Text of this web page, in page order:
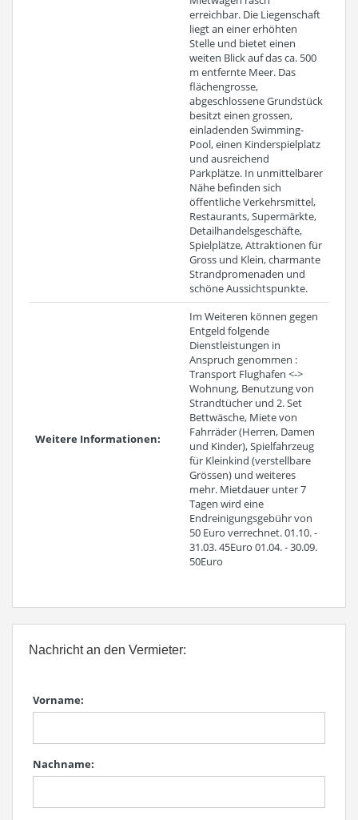
erreichbar. Die Liegenschaft
liegt an einer erhöhten
Stelle und bietet einen
weiten Blick auf das ca. 500
m entfernte Meer. Das
flächengrosse,
abgeschlossene Grundstück
besitzt einen grossen,
einladenden Swimming-
Pool, einen Kinderspielplatz
und ausreichend
Parkplätze. In unmittelbarer
Nähe befinden sich
öffentliche Verkehrsmittel,
Restaurants, Supermärkte,
Detailhandelsgeschäfte,
Spielplätze, Attraktionen für
Gross und Klein, charmante
Strandpromenaden und
schöne Aussichtspunkte.
Weitere Informationen:
Im Weiteren können gegen
Entgeld folgende
Dienstleistungen in
Anspruch genommen :
Transport Flughafen <->
Wohnung, Benutzung von
Strandtücher und 2. Set
Bettwäsche, Miete von
Fahrräder (Herren, Damen
und Kinder), Spielfahrzeug
für Kleinkind (verstellbare
Grössen) und weiteres
mehr. Mietdauer unter 7
Tagen wird eine
Endreinigungsgebühr von
50 Euro verrechnet. 01.10. -
31.03. 45Euro 01.04. - 30.09.
50Euro
Nachricht an den Vermieter:
Vorname:
Nachname: